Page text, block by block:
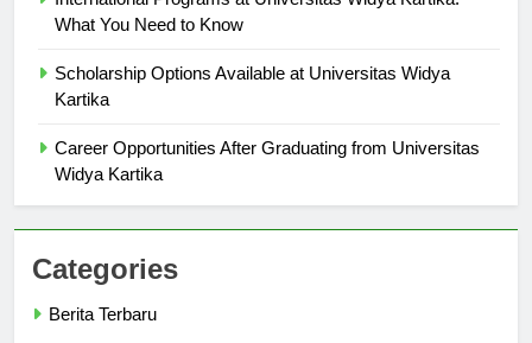
International Programs at Universitas Widya Kartika:
Scholarship Options Available at Universitas Widya
Career Opportunities After Graduating from Universitas
Categories